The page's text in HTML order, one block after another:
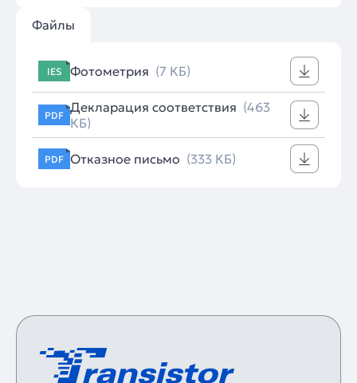
Файлы
IES Фотометрия (7 КБ)
PDF Декларация соответствия (463
КБ)
PDF Отказное письмо (333 КБ)